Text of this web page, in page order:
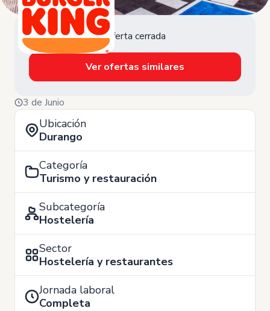
Oferta cerrada
Ver ofertas similares
3 de Junio
Ubicación
Durango
Categoría
Turismo y restauración
Subcategoría
Hostelería
Sector
Hostelería y restaurantes
Jornada laboral
Completa